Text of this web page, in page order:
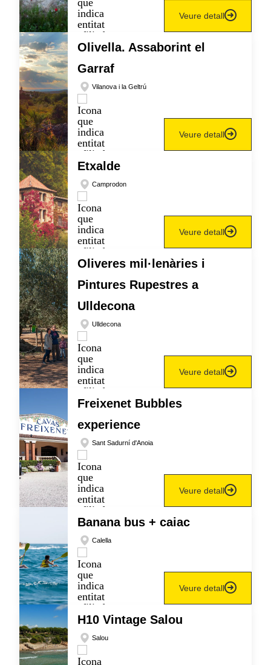
Veure detall
Olivella. Assaborint el
Garraf
Vilanova i la Geltrú
Veure detall
Etxalde
Camprodon
Veure detall
Oliveres mil·lenàries i
Pintures Rupestres a
Ulldecona
Ulldecona
Veure detall
Freixenet Bubbles
experience
Sant Sadurní d'Anoia
Veure detall
Banana bus + caiac
Calella
Veure detall
H10 Vintage Salou
Salou